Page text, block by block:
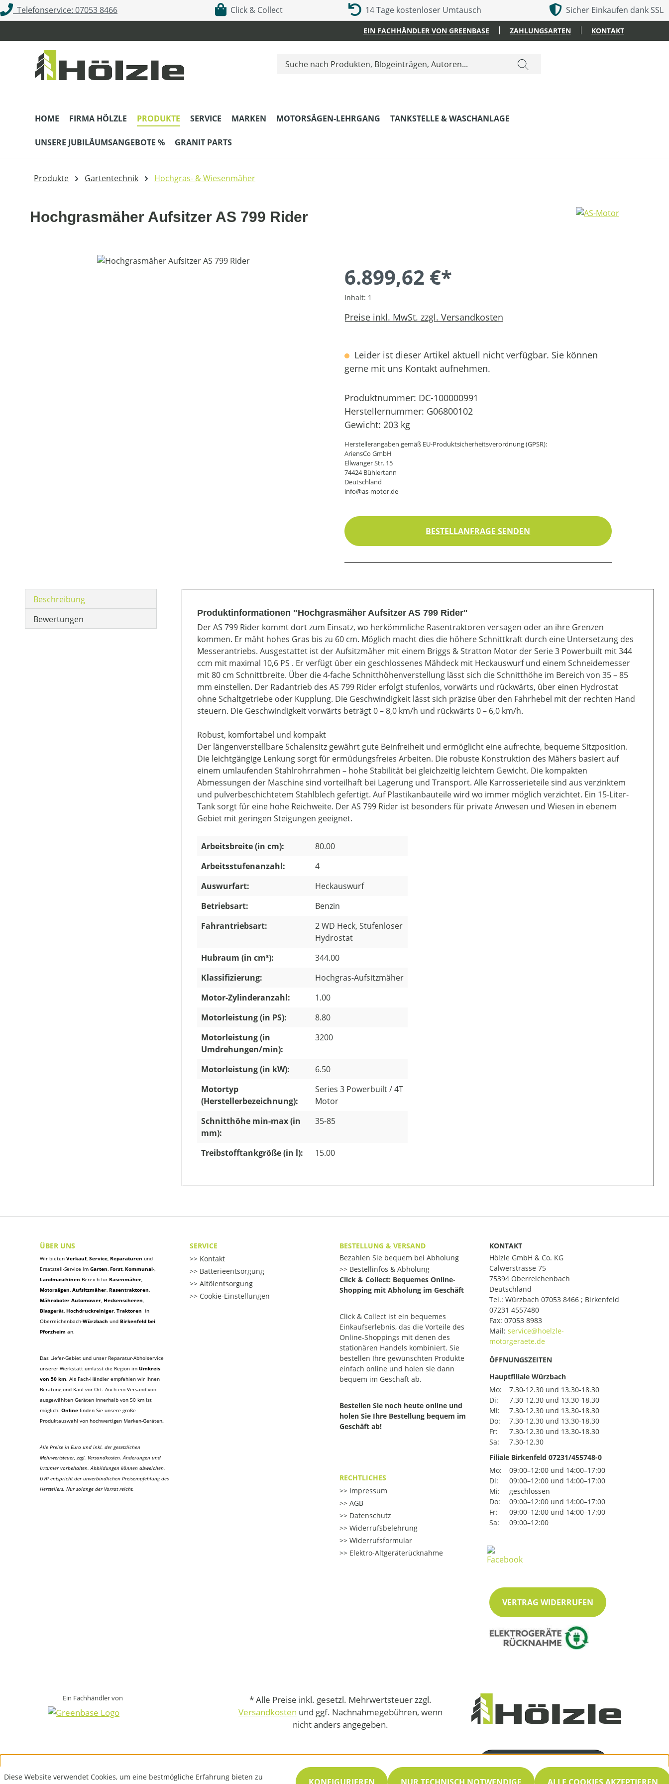
Hauptinhalt springen
Zur Suche springen
Zur Hauptnavigation springen
Telefonservice: 07053 8466 Click & Collect 14 Tage kostenloser Umtausch Sicher Einkaufen dank SSL
EIN FACHHÄNDLER VON GREENBASE ZAHLUNGSARTEN KONTAKT
HOME FIRMA HÖLZLE PRODUKTE SERVICE MARKEN MOTORSÄGEN-LEHRGANG TANKSTELLE & WASCHANLAGE
UNSERE JUBILÄUMSANGEBOTE % GRANIT PARTS
Produkte Gartentechnik Hochgras- & Wiesenmäher
Hochgrasmäher Aufsitzer AS 799 Rider
Bildergalerie überspringen
6.899,62 €*
Inhalt: 1
Preise inkl. MwSt. zzgl. Versandkosten
Leider ist dieser Artikel aktuell nicht verfügbar. Sie können
gerne mit uns Kontakt aufnehmen.
Produktnummer: DC-100000991
Herstellernummer: G06800102
Gewicht: 203 kg
Herstellerangaben gemäß EU-Produktsicherheitsverordnung (GPSR):
AriensCo GmbH
Ellwanger Str. 15
74424 Bühlertann
Deutschland
info@as-motor.de
BESTELLANFRAGE SENDEN
Beschreibung
Bewertungen
Produktinformationen "Hochgrasmäher Aufsitzer AS 799 Rider"
Der AS 799 Rider kommt dort zum Einsatz, wo herkömmliche Rasentraktoren versagen oder an ihre Grenzen
kommen. Er mäht hohes Gras bis zu 60 cm. Möglich macht dies die höhere Schnittkraft durch eine Untersetzung des
Messerantriebs. Ausgestattet ist der Aufsitzmäher mit einem Briggs & Stratton Motor der Serie 3 Powerbuilt mit 344
ccm mit maximal 10,6 PS . Er verfügt über ein geschlossenes Mähdeck mit Heckauswurf und einem Schneidemesser
mit 80 cm Schnittbreite. Über die 4-fache Schnitthöhenverstellung lässt sich die Schnitthöhe im Bereich von 35 – 85
mm einstellen. Der Radantrieb des AS 799 Rider erfolgt stufenlos, vorwärts und rückwärts, über einen Hydrostat
ohne Schaltgetriebe oder Kupplung. Die Geschwindigkeit lässt sich präzise über den Fahrhebel mit der rechten Hand
steuern. Die Geschwindigkeit vorwärts beträgt 0 – 8,0 km/h und rückwärts 0 – 6,0 km/h.
Robust, komfortabel und kompakt
Der längenverstellbare Schalensitz gewährt gute Beinfreiheit und ermöglicht eine aufrechte, bequeme Sitzposition.
Die leichtgängige Lenkung sorgt für ermüdungsfreies Arbeiten. Die robuste Konstruktion des Mähers basiert auf
einem umlaufenden Stahlrohrrahmen – hohe Stabilität bei gleichzeitig leichtem Gewicht. Die kompakten
Abmessungen der Maschine sind vorteilhaft bei Lagerung und Transport. Alle Karrosserieteile sind aus verzinktem
und pulverbeschichtetem Stahlblech gefertigt. Auf Plastikanbauteile wird wo immer möglich verzichtet. Ein 15-Liter-
Tank sorgt für eine hohe Reichweite. Der AS 799 Rider ist besonders für private Anwesen und Wiesen in ebenem
Gebiet mit geringen Steigungen geeignet.
Arbeitsbreite (in cm):
80.00
Arbeitsstufenanzahl:
4
Auswurfart:
Heckauswurf
Betriebsart:
Benzin
Fahrantriebsart:
2 WD Heck, Stufenloser
Hydrostat
Hubraum (in cm³):
344.00
Klassifizierung:
Hochgras-Aufsitzmäher
Motor-Zylinderanzahl:
1.00
Motorleistung (in PS):
8.80
Motorleistung (in
Umdrehungen/min):
3200
Motorleistung (in kW):
6.50
Motortyp
(Herstellerbezeichnung):
Series 3 Powerbuilt / 4T
Motor
Schnitthöhe min-max (in
mm):
35-85
Treibstofftankgröße (in l): 15.00
ÜBER UNS
Wir bieten Verkauf, Service, Reparaturen und
Ersatzteil-Service im Garten, Forst, Kommunal-,
Landmaschinen-Bereich für Rasenmäher,
Motorsägen, Aufsitzmäher, Rasentraktoren,
Mähroboter Automower, Heckenscheren,
Blasgerät, Hochdruckreiniger, Traktoren in
Oberreichenbach-Würzbach und Birkenfeld bei
Pforzheim an.
Das Liefer-Gebiet und unser Reparatur-Abholservice
unserer Werkstatt umfasst die Region im Umkreis
von 50 km. Als Fach-Händler empfehlen wir Ihnen
Beratung und Kauf vor Ort. Auch ein Versand von
ausgewählten Geräten innerhalb von 50 km ist
möglich. Online finden Sie unsere große
Produktauswahl von hochwertigen Marken-Geräten.
Alle Preise in Euro und inkl. der gesetzlichen
Mehrwertsteuer, zzgl. Versandkosten. Änderungen und
Irrtümer vorbehalten. Abbildungen können abweichen.
UVP entspricht der unverbindlichen Preisempfehlung des
Herstellers. Nur solange der Vorrat reicht.
SERVICE
Kontakt
Batterieentsorgung
Altölentsorgung
Cookie-Einstellungen
BESTELLUNG & VERSAND
Bezahlen Sie bequem bei Abholung
Bestellinfos & Abholung
Click & Collect: Bequemes Online-
Shopping mit Abholung im Geschäft
Click & Collect ist ein bequemes
Einkaufserlebnis, das die Vorteile des
Online-Shoppings mit denen des
stationären Handels kombiniert. Sie
bestellen Ihre gewünschten Produkte
einfach online und holen sie dann
bequem im Geschäft ab.
Bestellen Sie noch heute online und
holen Sie Ihre Bestellung bequem im
Geschäft ab!
RECHTLICHES
Impressum
AGB
Datenschutz
Widerrufsbelehrung
Widerrufsformular
Elektro-Altgeräterücknahme
KONTAKT
Hölzle GmbH & Co. KG
Calwerstrasse 75
75394 Oberreichenbach
Deutschland
Tel.: Würzbach 07053 8466 ; Birkenfeld
07231 4557480
Fax: 07053 8983
Mail:
ÖFFNUNGSZEITEN
Hauptfiliale Würzbach
Mo:
7.30-12.30 und 13.30-18.30
Di:
7.30-12.30 und 13.30-18.30
Mi:
7.30-12.30 und 13.30-18.30
Do:
7.30-12.30 und 13.30-18.30
Fr:
7.30-12.30 und 13.30-18.30
Sa:
7.30-12.30
Filiale Birkenfeld 07231/455748-0
Mo:
09:00–12:00 und 14:00–17:00
Di:
09:00–12:00 und 14:00–17:00
Mi:
geschlossen
Do:
09:00–12:00 und 14:00–17:00
Fr:
09:00–12:00 und 14:00–17:00
Sa:
09:00–12:00
VERTRAG WIDERRUFEN
Ein Fachhändler von
* Alle Preise inkl. gesetzl. Mehrwertsteuer zzgl.
Versandkosten und ggf. Nachnahmegebühren, wenn
nicht anders angegeben.
07053 / 8466
Diese Website verwendet Cookies, um eine bestmögliche Erfahrung bieten zu